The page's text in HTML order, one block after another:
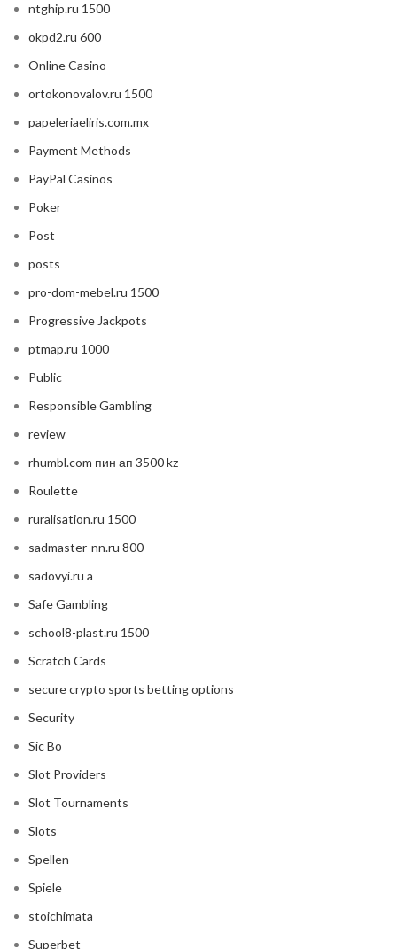
ntghip.ru 1500
okpd2.ru 600
Online Casino
ortokonovalov.ru 1500
papeleriaeliris.com.mx
Payment Methods
PayPal Casinos
Poker
Post
posts
pro-dom-mebel.ru 1500
Progressive Jackpots
ptmap.ru 1000
Public
Responsible Gambling
review
rhumbl.com пин ап 3500 kz
Roulette
ruralisation.ru 1500
sadmaster-nn.ru 800
sadovyi.ru a
Safe Gambling
school8-plast.ru 1500
Scratch Cards
secure crypto sports betting options
Security
Sic Bo
Slot Providers
Slot Tournaments
Slots
Spellen
Spiele
stoichimata
Superbet